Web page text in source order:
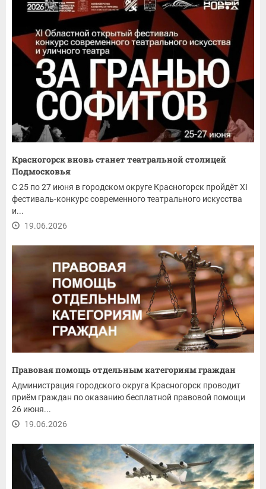
Красногорск вновь станет театральной столицей
Подмосковья
С 25 по 27 июня в городском округе Красногорск пройдёт XI
фестиваль-конкурс современного театрального искусства
и...
19.06.2026
Правовая помощь отдельным категориям граждан
Администрация городского округа Красногорск проводит
приём граждан по оказанию бесплатной правовой помощи
26 июня...
19.06.2026